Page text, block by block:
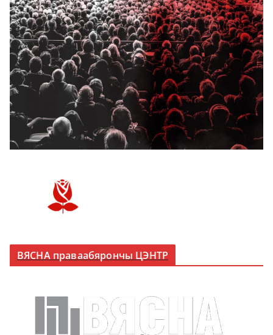
ВЯСНА праваабярончы ЦЭНТР